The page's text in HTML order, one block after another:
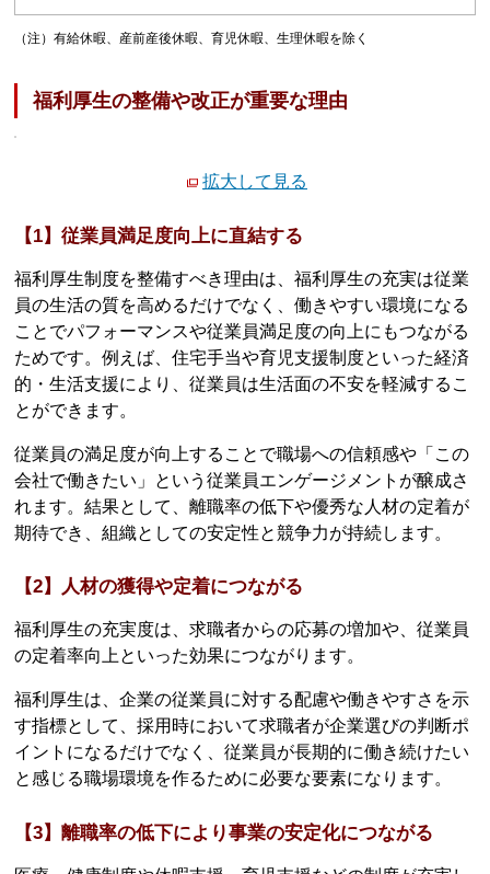
（注）有給休暇、産前産後休暇、育児休暇、生理休暇を除く
福利厚生の整備や改正が重要な理由
拡大して見る
【1】従業員満足度向上に直結する
福利厚生制度を整備すべき理由は、福利厚生の充実は従業
員の生活の質を高めるだけでなく、働きやすい環境になる
ことでパフォーマンスや従業員満足度の向上にもつながる
ためです。例えば、住宅手当や育児支援制度といった経済
的・生活支援により、従業員は生活面の不安を軽減するこ
とができます。
従業員の満足度が向上することで職場への信頼感や「この
会社で働きたい」という従業員エンゲージメントが醸成さ
れます。結果として、離職率の低下や優秀な人材の定着が
期待でき、組織としての安定性と競争力が持続します。
【2】人材の獲得や定着につながる
福利厚生の充実度は、求職者からの応募の増加や、従業員
の定着率向上といった効果につながります。
福利厚生は、企業の従業員に対する配慮や働きやすさを示
す指標として、採用時において求職者が企業選びの判断ポ
イントになるだけでなく、従業員が長期的に働き続けたい
と感じる職場環境を作るために必要な要素になります。
【3】離職率の低下により事業の安定化につながる